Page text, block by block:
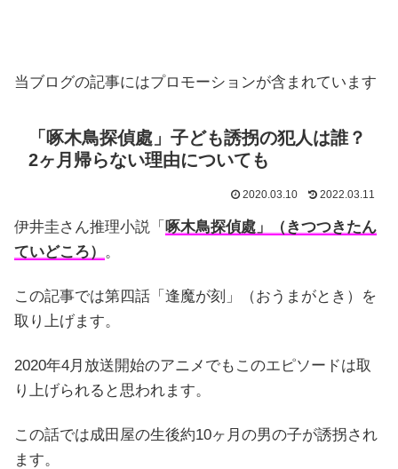
当ブログの記事にはプロモーションが含まれています
「啄木鳥探偵處」子ども誘拐の犯人は誰？
2ヶ月帰らない理由についても
2020.03.10 2022.03.11
伊井圭さん推理小説「 啄木鳥探偵處」（きつつきたん
ていどころ）
。
この記事では第四話「逢魔が刻」（おうまがとき）を
取り上げます。
2020年4月放送開始のアニメでもこのエピソードは取
り上げられると思われます。
この話では成田屋の生後約10ヶ月の男の子が誘拐され
ます。